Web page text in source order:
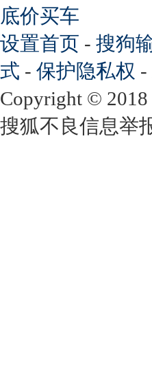
底价买车
设置首页 - 搜狗
式 - 保护隐私权 -
Copyright ©
搜狐不良信息举